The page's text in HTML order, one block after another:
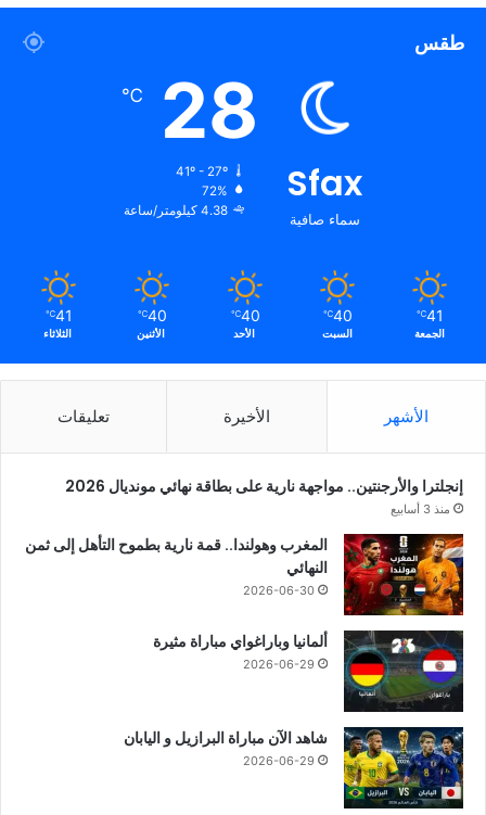
طقس
Sfax
سماء صافية
28
℃
41º - 27º
72%
4.38 كيلومتر/ساعة
41
℃
الجمعة
40
℃
السبت
40
℃
الأحد
40
℃
الأثنين
41
℃
الثلاثاء
الأشهر الأخيرة تعليقات
إنجلترا والأرجنتين.. مواجهة نارية على بطاقة نهائي مونديال 2026
منذ 3 أسابيع
المغرب وهولندا.. قمة نارية بطموح التأهل إلى ثمن
النهائي
2026-06-30
ألمانيا وباراغواي مباراة مثيرة
2026-06-29
شاهد الآن مباراة البرازيل و اليابان
2026-06-29